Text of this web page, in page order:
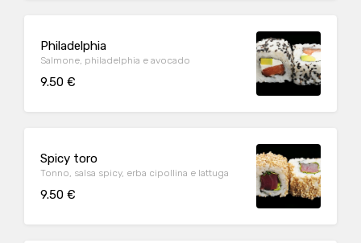
Philadelphia
Salmone, philadelphia e avocado
9.50 €
Spicy toro
Tonno, salsa spicy, erba cipollina e lattuga
9.50 €